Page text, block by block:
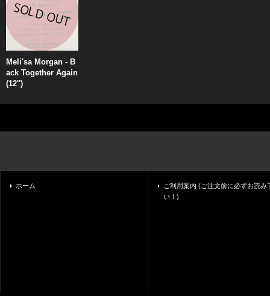
Meli'sa Morgan - B
ack Together Again
(12'')
ホーム
ご利用案内 (ご注文前に必ずお読み
い！)